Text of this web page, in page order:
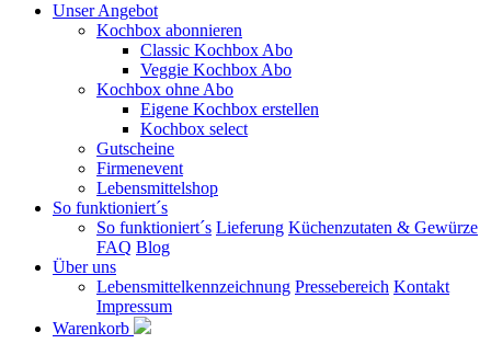
Unser Angebot
Kochbox abonnieren
Classic Kochbox Abo
Veggie Kochbox Abo
Kochbox ohne Abo
Eigene Kochbox erstellen
Kochbox select
Gutscheine
Firmenevent
Lebensmittelshop
So funktioniert´s
So funktioniert´s Lieferung Küchenzutaten & Gewürze
FAQ Blog
Über uns
Lebensmittelkennzeichnung Pressebereich Kontakt
Impressum
Warenkorb